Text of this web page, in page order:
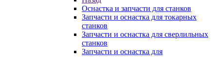
Оснастка и запчасти для станков
Запчасти и оснастка для токарных
станков
Запчасти и оснастка для сверлильных
станков
Запчасти и оснастка для